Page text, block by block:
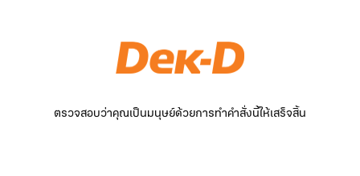
ตรวจสอบว่าคุณเป็นมนุษย์ด้วยการทำคำสั่งนี้ให้เสร็จสิ้น